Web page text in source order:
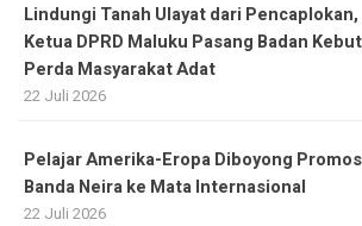
Lindungi Tanah Ulayat dari Pencaplokan,
Ketua DPRD Maluku Pasang Badan Kebut
Perda Masyarakat Adat
22 Juli 2026
Pelajar Amerika-Eropa Diboyong
Banda Neira ke Mata Internasional
22 Juli 2026